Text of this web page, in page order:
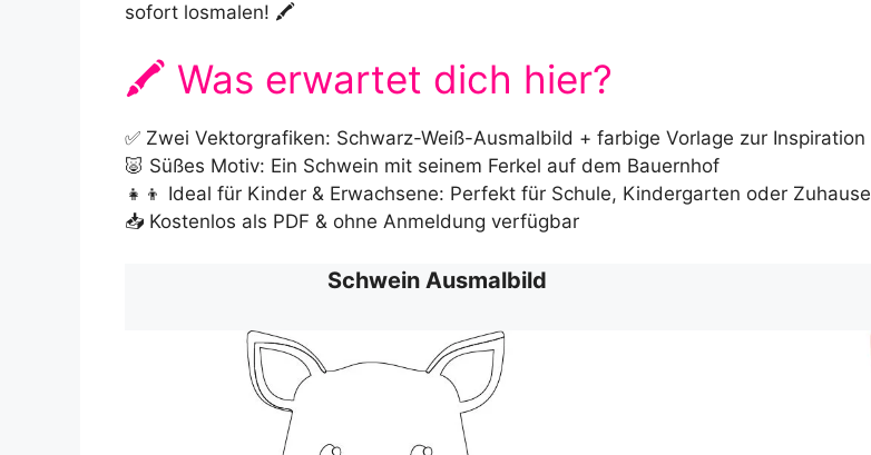
sofort losmalen! 🖍️
🖍️ Was erwartet dich hier?
✅ Zwei Vektorgrafiken: Schwarz-Weiß-Ausmalbild + farbige Vorlage zur Inspiration
🐷 Süßes Motiv: Ein Schwein mit seinem Ferkel auf dem Bauernhof
👧👦 Ideal für Kinder & Erwachsene: Perfekt für Schule, Kindergarten oder Zuhause
📥 Kostenlos als PDF & ohne Anmeldung verfügbar
Schwein Ausmalbild